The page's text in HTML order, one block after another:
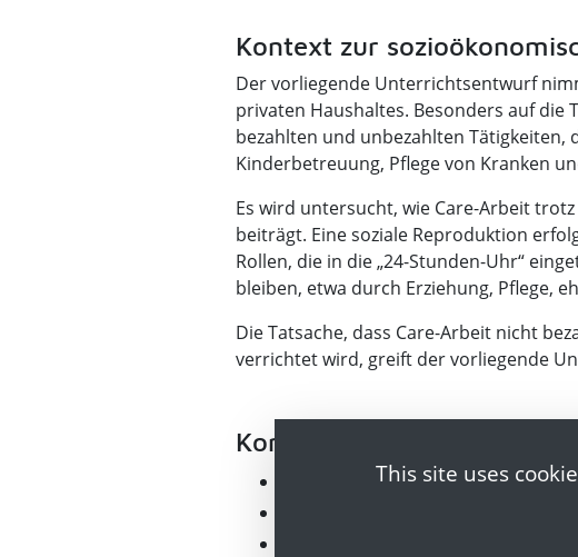
Kontext zur
Der vorliegende Unterrichtsentwurf
privaten Haushaltes. Besonders auf die
bezahlten und unbezahlten Tätigkeiten,
Kinderbetreuung, Pflege von Kranken
Es wird untersucht, wie Care-Arbeit
beiträgt. Eine soziale Reproduktion
Rollen, die in die „24-Stunden-Uhr“
bleiben, etwa durch Erziehung, Pflege,
Die Tatsache, dass Care-Arbeit nicht
verrichtet wird, greift der vorliegende
Konkretisierung des Themas
Bezahlte und unbezahlte Arbeit
Arbeit mit und Arbeit ohne
Care-Arbeit erklären und ihre
This site uses